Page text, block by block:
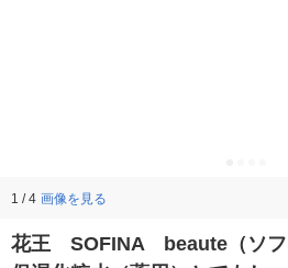
1 / 4 画像を見る
花王 SOFINA beaute（ソ